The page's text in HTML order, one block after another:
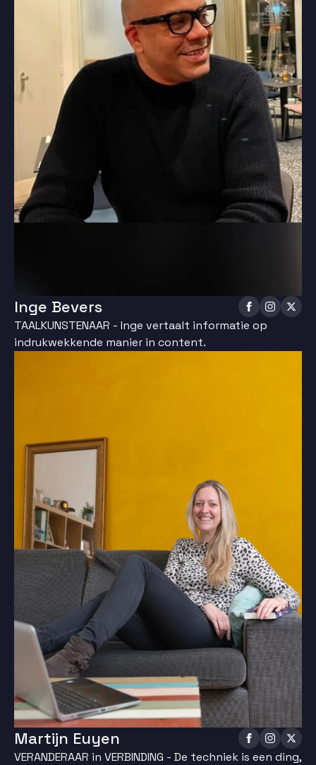
Inge Bevers
TAALKUNSTENAAR - Inge vertaalt informatie op
indrukwekkende manier in content.
Martijn Euyen
VERANDERAAR in VERBINDING - De techniek is een ding,